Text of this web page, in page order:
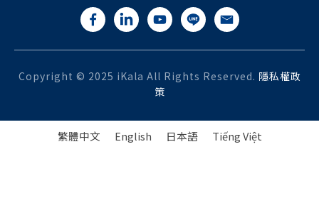
Copyright © 2025 iKala All Rights Reserved. 隱私權政
策
繁體中文 English 日本語 Tiếng Việt